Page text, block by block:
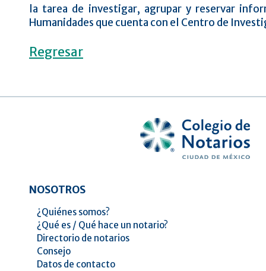
la tarea de investigar, agrupar y reservar
Humanidades que cuenta con el Centro de
Regresar
NOSOTROS
¿Quiénes somos?
¿Qué es / Qué hace un notario?
Directorio de notarios
Consejo
Datos de contacto